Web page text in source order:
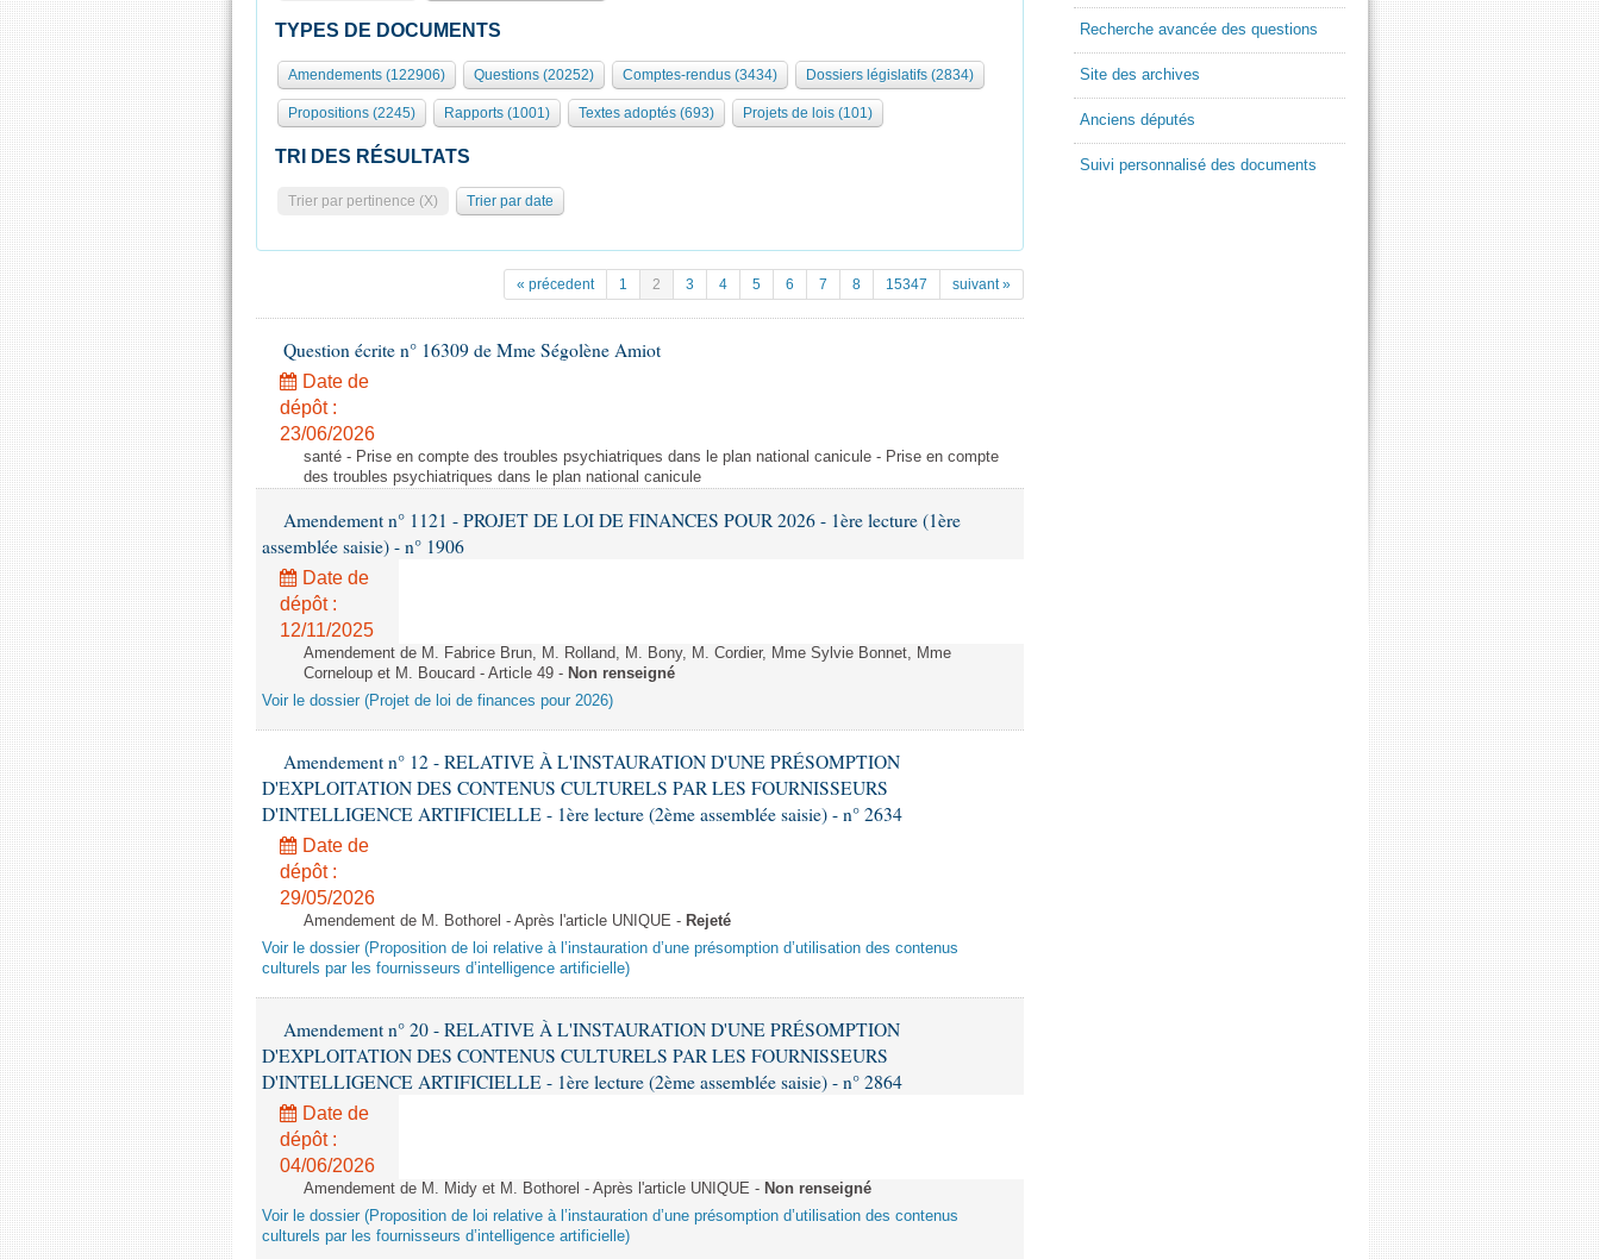
TYPES DE DOCUMENTS
Amendements (122906) Questions (20252) Comptes-rendus (3434) Dossiers législatifs (2834)
Propositions (2245) Rapports (1001) Textes adoptés (693) Projets de lois (101)
TRI DES RÉSULTATS
Trier par pertinence (X) Trier par date
« précedent 1 2 3 4 5 6 7 8 15347 suivant »
Question écrite n° 16309 de Mme Ségolène Amiot
Date de
dépôt :
23/06/2026
santé - Prise en compte des troubles psychiatriques dans le plan national canicule - Prise en compte
des troubles psychiatriques dans le plan national canicule
Amendement n° 1121 - PROJET DE LOI DE FINANCES POUR 2026 - 1ère lecture (1ère
assemblée saisie) - n° 1906
Date de
dépôt :
12/11/2025
Amendement de M. Fabrice Brun, M. Rolland, M. Bony, M. Cordier, Mme Sylvie Bonnet, Mme
Corneloup et M. Boucard - Article 49 - Non renseigné
Voir le dossier (Projet de loi de finances pour 2026)
Amendement n° 12 - RELATIVE À L'INSTAURATION D'UNE PRÉSOMPTION
D'EXPLOITATION DES CONTENUS CULTURELS PAR LES FOURNISSEURS
D'INTELLIGENCE ARTIFICIELLE - 1ère lecture (2ème assemblée saisie) - n° 2634
Date de
dépôt :
29/05/2026
Amendement de M. Bothorel - Après l'article UNIQUE - Rejeté
Voir le dossier (Proposition de loi relative à l’instauration d’une présomption d’utilisation des contenus
culturels par les fournisseurs d’intelligence artificielle)
Amendement n° 20 - RELATIVE À L'INSTAURATION D'UNE PRÉSOMPTION
D'EXPLOITATION DES CONTENUS CULTURELS PAR LES FOURNISSEURS
D'INTELLIGENCE ARTIFICIELLE - 1ère lecture (2ème assemblée saisie) - n° 2864
Date de
dépôt :
04/06/2026
Amendement de M. Midy et M. Bothorel - Après l'article UNIQUE - Non renseigné
Voir le dossier (Proposition de loi relative à l’instauration d’une présomption d’utilisation des contenus
culturels par les fournisseurs d’intelligence artificielle)
Recherche avancée des questions
Site des archives
Anciens députés
Suivi personnalisé des documents